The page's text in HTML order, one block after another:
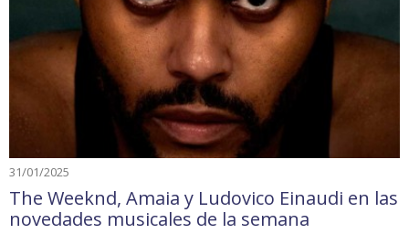
31/01/2025
The Weeknd, Amaia y Ludovico Einaudi en las
novedades musicales de la semana